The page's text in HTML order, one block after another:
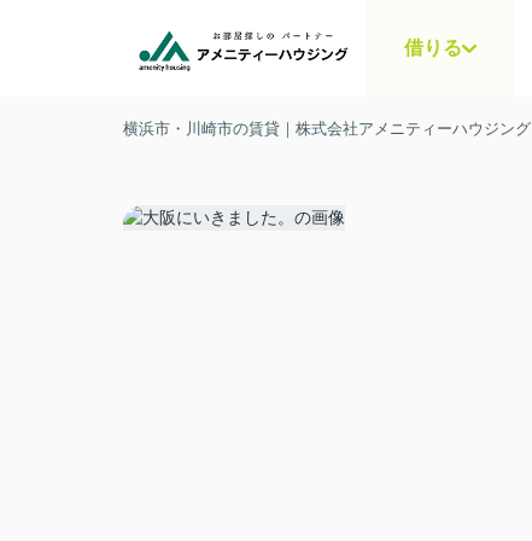
借りる
横浜市・川崎市の賃貸｜株式会社アメニティーハウジング